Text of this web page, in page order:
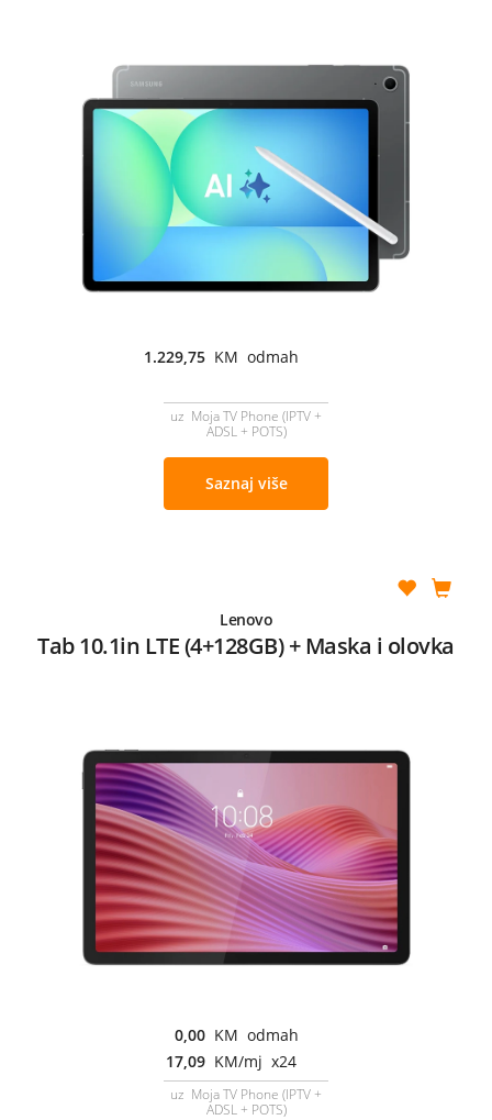
1.229,75 KM odmah
uz Moja TV Phone (IPTV +
ADSL + POTS)
Saznaj više
Lenovo
Tab 10.1in LTE (4+128GB) + Maska i olovka
0,00 KM odmah
17,09 KM/mj x24
uz Moja TV Phone (IPTV +
ADSL + POTS)